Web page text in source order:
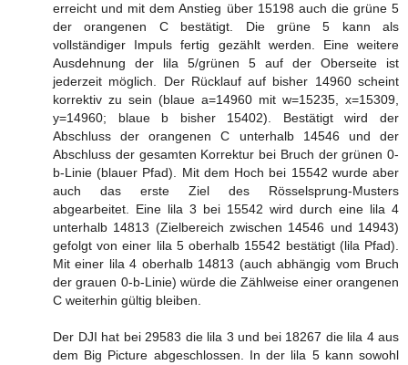
erreicht und mit dem Anstieg über 15198 auch die grüne 5
der orangenen C bestätigt. Die grüne 5 kann als
vollständiger Impuls fertig gezählt werden. Eine weitere
Ausdehnung der lila 5/grünen 5 auf der Oberseite ist
jederzeit möglich. Der Rücklauf auf bisher 14960 scheint
korrektiv zu sein (blaue a=14960 mit w=15235, x=15309,
y=14960; blaue b bisher 15402). Bestätigt wird der
Abschluss der orangenen C unterhalb 14546 und der
Abschluss der gesamten Korrektur bei Bruch der grünen 0-
b-Linie (blauer Pfad). Mit dem Hoch bei 15542 wurde aber
auch das erste Ziel des Rösselsprung-Musters
abgearbeitet. Eine lila 3 bei 15542 wird durch eine lila 4
unterhalb 14813 (Zielbereich zwischen 14546 und 14943)
gefolgt von einer lila 5 oberhalb 15542 bestätigt (lila Pfad).
Mit einer lila 4 oberhalb 14813 (auch abhängig vom Bruch
der grauen 0-b-Linie) würde die Zählweise einer orangenen
C weiterhin gültig bleiben.
Der DJI hat bei 29583 die lila 3 und bei 18267 die lila 4 aus
dem Big Picture abgeschlossen. In der lila 5 kann sowohl